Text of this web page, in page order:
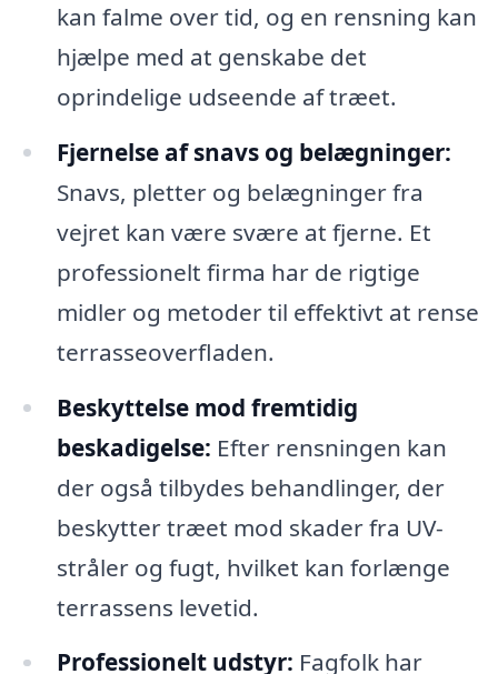
kan falme over tid, og en rensning kan
hjælpe med at genskabe det
oprindelige udseende af træet.
Fjernelse af snavs og belægninger:
Snavs, pletter og belægninger fra
vejret kan være svære at fjerne. Et
professionelt firma har de rigtige
midler og metoder til effektivt at rense
terrasseoverfladen.
Beskyttelse mod fremtidig
beskadigelse: Efter rensningen kan
der også tilbydes behandlinger, der
beskytter træet mod skader fra UV-
stråler og fugt, hvilket kan forlænge
terrassens levetid.
Professionelt udstyr: Fagfolk har